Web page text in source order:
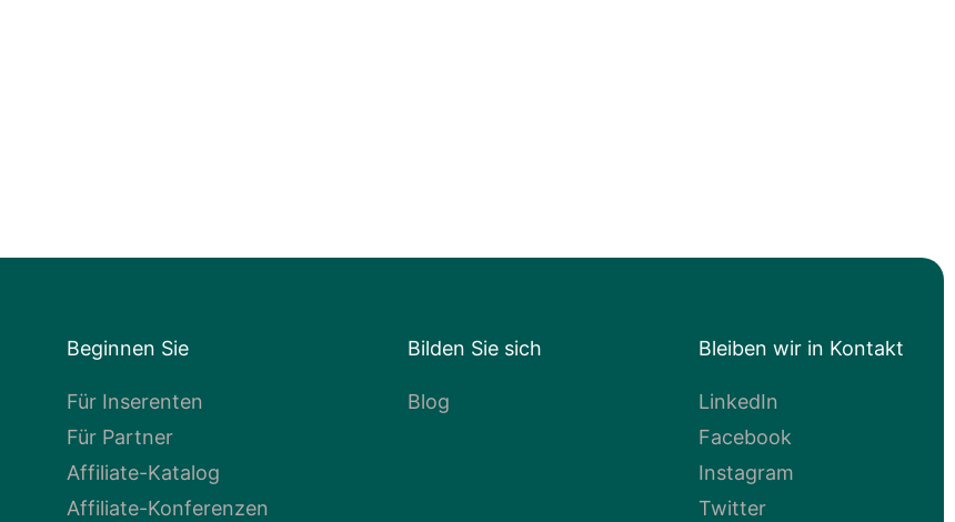
Beginnen Sie
Für Inserenten
Für Partner
Affiliate-Katalog
Affiliate-Konferenzen
Bilden Sie sich
Blog
Bleiben wir in Kontakt
LinkedIn
Facebook
Instagram
Twitter